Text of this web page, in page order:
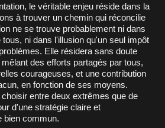
le véritable enjeu réside dans la
à trouver un chemin qui réconcilie
ne se trouve probablement ni dans
ni dans l'illusion qu'un seul impôt
Elle résidera sans doute
des efforts partagés par tous,
courageuses, et une contribution
en fonction de ses moyens.
entre deux extrêmes que de
d'une stratégie claire et
bien commun.